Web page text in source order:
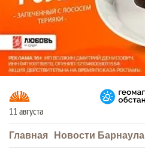
11 августа
Главная Новости Барнаула